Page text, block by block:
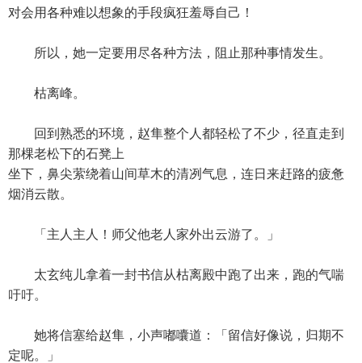
对会用各种难以想象的手段疯狂羞辱自己！
所以，她一定要用尽各种方法，阻止那种事情发生。
枯离峰。
回到熟悉的环境，赵隼整个人都轻松了不少，径直走到
那棵老松下的石凳上
坐下，鼻尖萦绕着山间草木的清冽气息，连日来赶路的疲惫
烟消云散。
「主人主人！师父他老人家外出云游了。」
太玄纯儿拿着一封书信从枯离殿中跑了出来，跑的气喘
吁吁。
她将信塞给赵隼，小声嘟囔道：「留信好像说，归期不
定呢。」